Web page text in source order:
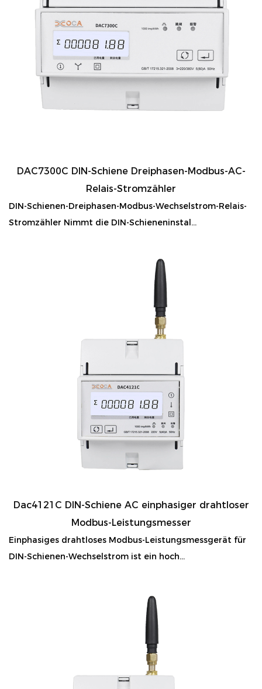
DAC7300C DIN-Schiene Dreiphasen-Modbus-AC-
Relais-Stromzähler
DIN-Schienen-Dreiphasen-Modbus-Wechselstrom-Relais-
Stromzähler Nimmt die DIN-Schieneninstal...
Dac4121C DIN-Schiene AC einphasiger drahtloser
Modbus-Leistungsmesser
Einphasiges drahtloses Modbus-Leistungsmessgerät für
DIN-Schienen-Wechselstrom ist ein hoch...